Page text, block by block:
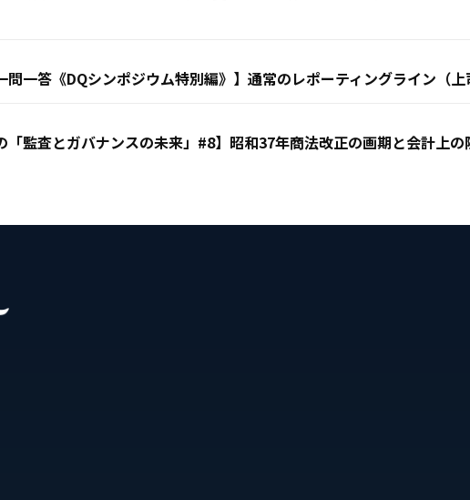
問一答《DQシンポジウム特別編》】通常のレポーティングライン（
「監査とガバナンスの未来」#8】昭和37年商法改正の画期と会計上の